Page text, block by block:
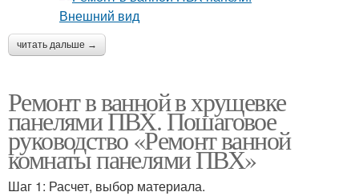
читать дальше →
Ремонт в ванной в хрущевке
панелями ПВХ. Пошаговое
руководство «Ремонт ванной
комнаты панелями ПВХ»
Шаг 1: Расчет, выбор материала.